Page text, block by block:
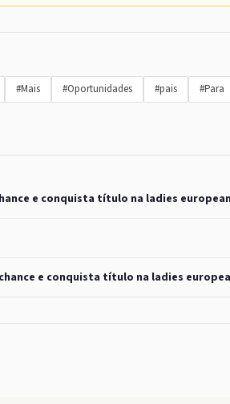
#Mais #Oportunidades #pais #Para
e conquista título na ladies
e conquista título na ladies